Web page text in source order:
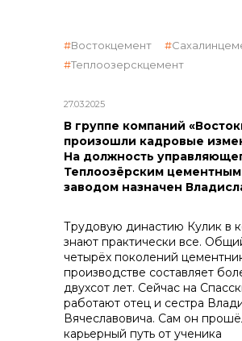
объявленные закупки
реализация
контакты отдела
Контакты
27.03.2025
Востокцемент
Теплоозерскцемент
В группе компаний
произошли кадровые
На должность
Теплоозёрским цементным
заводом назначен
Трудовую династию Кулик в
знают практически все.
четырёх поколений
производстве составляет
двухсот лет. Сейчас на
работают отец и сестра
Вячеславовича. Сам он
карьерный путь от ученика